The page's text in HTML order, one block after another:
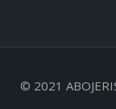
© 2021